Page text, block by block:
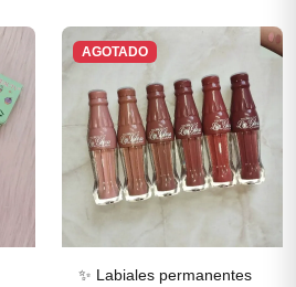
AGOTADO
✨ Labiales permanentes